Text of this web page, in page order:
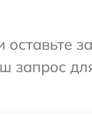
запрос